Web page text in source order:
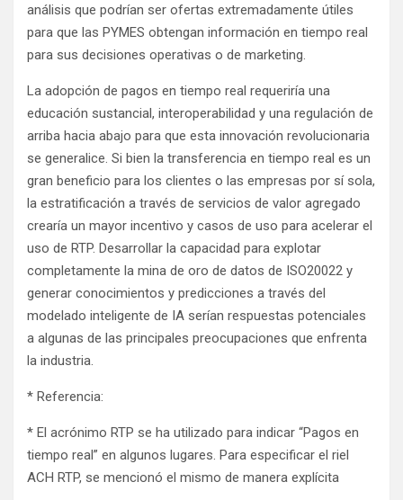
análisis que podrían ser ofertas extremadamente útiles
para que las PYMES obtengan información en tiempo real
para sus decisiones operativas o de marketing.
La adopción de pagos en tiempo real requeriría una
educación sustancial, interoperabilidad y una regulación de
arriba hacia abajo para que esta innovación revolucionaria
se generalice. Si bien la transferencia en tiempo real es un
gran beneficio para los clientes o las empresas por sí sola,
la estratificación a través de servicios de valor agregado
crearía un mayor incentivo y casos de uso para acelerar el
uso de RTP. Desarrollar la capacidad para explotar
completamente la mina de oro de datos de ISO20022 y
generar conocimientos y predicciones a través del
modelado inteligente de IA serían respuestas potenciales
a algunas de las principales preocupaciones que enfrenta
la industria.
* Referencia:
* El acrónimo RTP se ha utilizado para indicar “Pagos en
tiempo real” en algunos lugares. Para especificar el riel
ACH RTP, se mencionó el mismo de manera explícita